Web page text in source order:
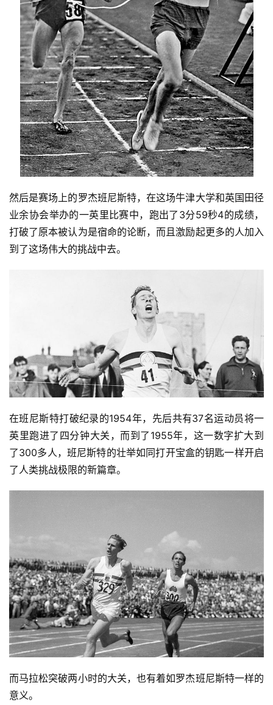
然后是赛场上的罗杰班尼斯特，在这场牛津大学和英国田径
业余协会举办的一英里比赛中，跑出了3分59秒4的成绩，
打破了原本被认为是宿命的论断，而且激励起更多的人加入
到了这场伟大的挑战中去。
在班尼斯特打破纪录的1954年，先后共有37名运动员将一
英里跑进了四分钟大关，而到了1955年，这一数字扩大到
了300多人，班尼斯特的壮举如同打开宝盒的钥匙一样开启
了人类挑战极限的新篇章。
而马拉松突破两小时的大关，也有着如罗杰班尼斯特一样的
意义。